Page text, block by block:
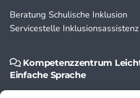
Beratung Schulische Inklusion
Servicestelle Inklusionsassistenz
Kompetenzzentrum
Einfache Sprache